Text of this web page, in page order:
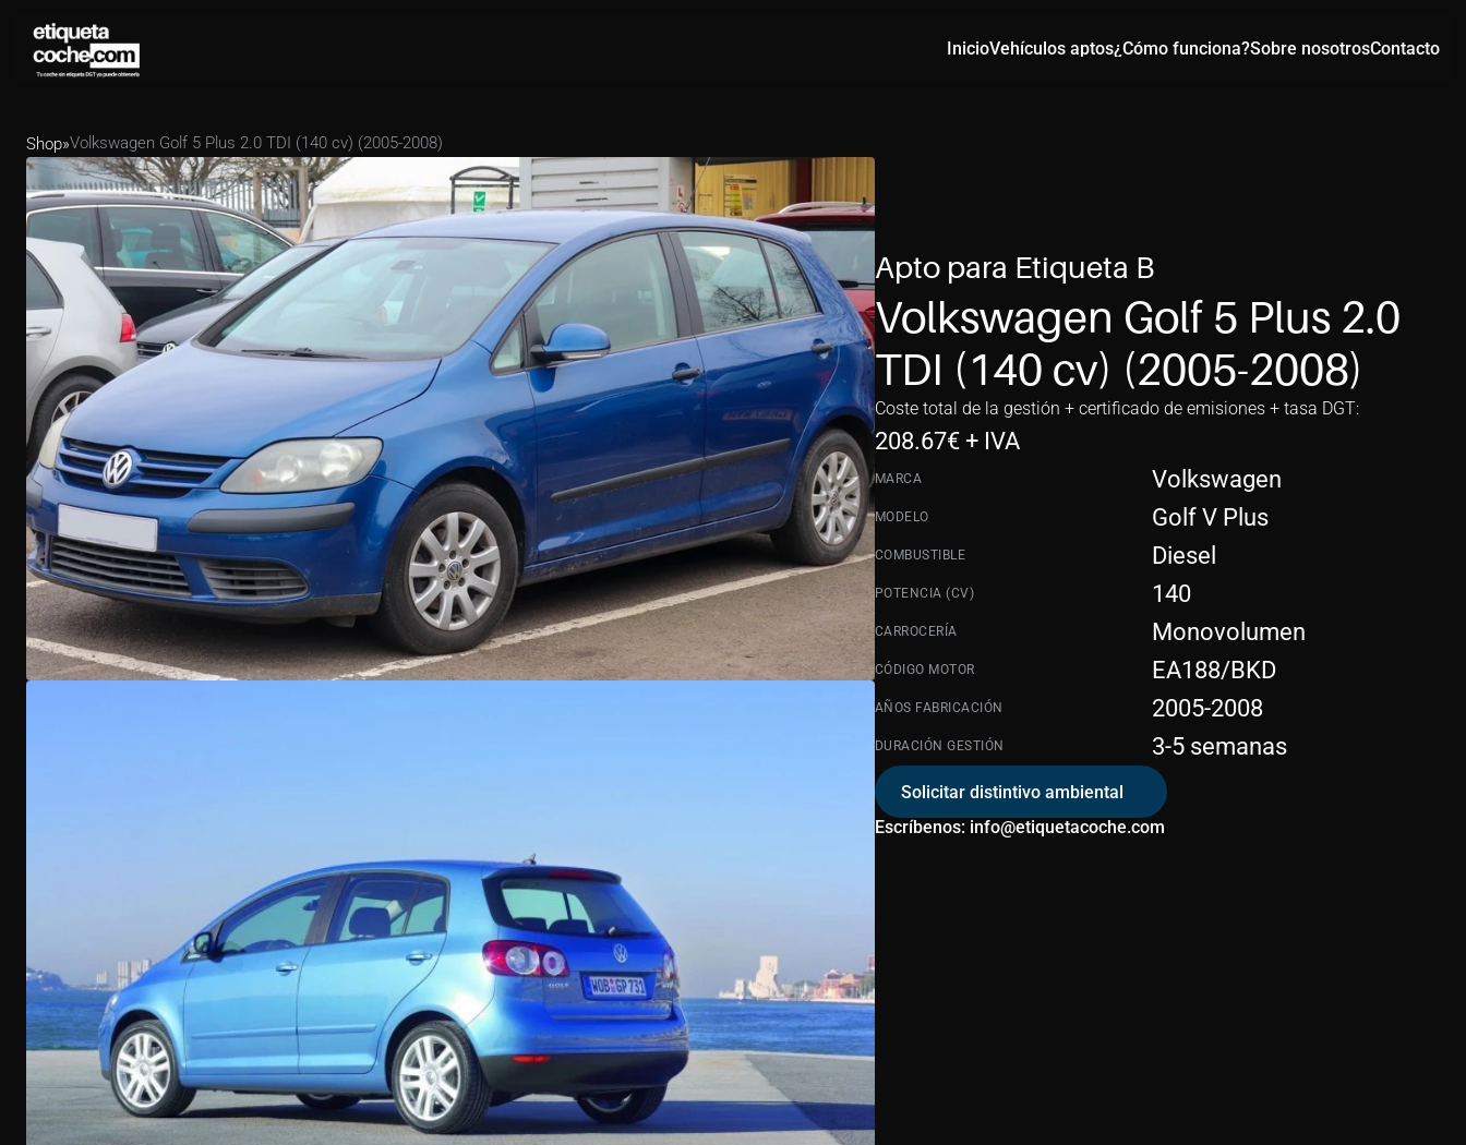
InicioVehículos aptos¿Cómo funciona?Sobre nosotrosContacto
Shop»Volkswagen Golf 5 Plus 2.0 TDI (140 cv) (2005-2008)
Apto para Etiqueta B
Volkswagen Golf 5 Plus 2.0
TDI (140 cv) (2005-2008)
Coste total de la gestión + certificado de emisiones + tasa DGT:
208.67€ + IVA
MARCA Volkswagen
MODELO Golf V Plus
COMBUSTIBLE Diesel
POTENCIA (CV) 140
CARROCERÍA Monovolumen
CÓDIGO MOTOR EA188/BKD
AÑOS FABRICACIÓN 2005-2008
DURACIÓN GESTIÓN 3-5 semanas
Solicitar distintivo ambiental
Escríbenos: info@etiquetacoche.com